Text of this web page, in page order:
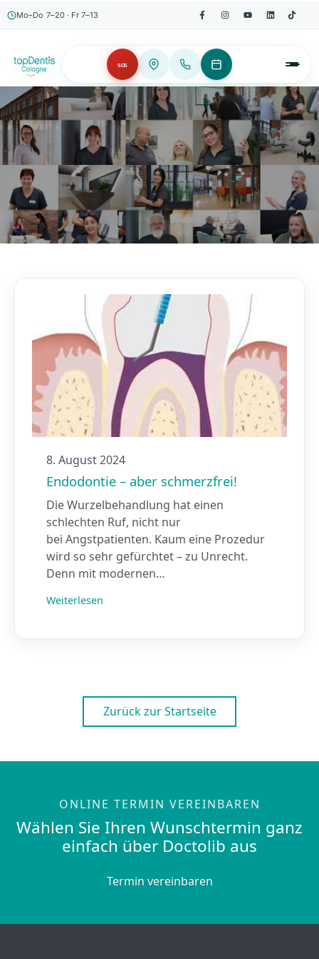
Mo–Do 7–20 · Fr 7–13
SOS
Unser Blog
8. August 2024
Endodontie – aber schmerzfrei!
Die Wurzelbehandlung hat einen
schlechten Ruf, nicht nur
bei Angstpatienten. Kaum eine Prozedur
wird so sehr gefürchtet – zu Unrecht.
Denn mit modernen…
Weiterlesen
Zurück zur Startseite
ONLINE TERMIN VEREINBAREN
Wählen Sie Ihren Wunschtermin ganz
einfach über Doctolib aus
Termin vereinbaren